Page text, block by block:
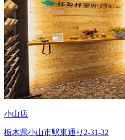
小山店
栃木県小山市駅東通り2-31-32